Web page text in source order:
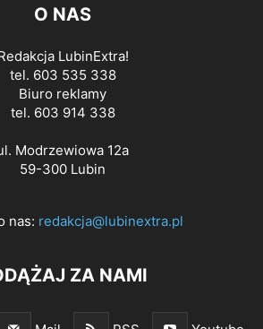
O NAS
LubinExtra!
tel. 603 535 338
Biuro reklamy
tel. 603 914 338
Modrzewiowa 12a
59-300 Lubin
nas: redakcja@lubinextra.pl
ZA NAMI